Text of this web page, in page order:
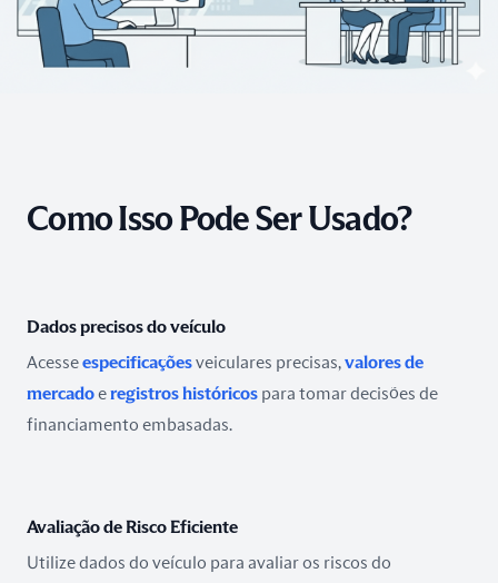
Como Isso Pode Ser Usado?
Dados precisos do veículo
Acesseespecificaçõesveiculares precisas,valores de
mercadoeregistros históricos para tomar decisões de
financiamento embasadas.
Avaliação de Risco Eficiente
Utilize dados do veículo para avaliar os riscos do